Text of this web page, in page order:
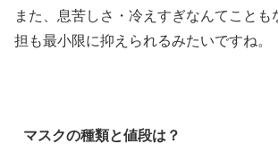
また、息苦しさ・冷えすぎなんてことも
担も最小限に抑えられるみたいですね。
マスクの種類と値段は？